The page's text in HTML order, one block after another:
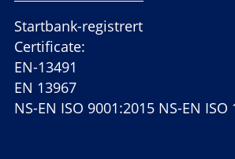
Startbank-registrert
Certificate:
EN-13491
EN 13967
NS-EN ISO 9001:2015 NS-EN ISO